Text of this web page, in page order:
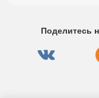
Поделитесь